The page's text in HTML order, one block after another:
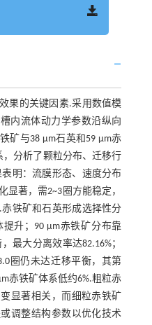
果的关键因素.采用数值模
内流体动力学参数沿纵向
矿与38 μm石英和59 μm赤
，分析了颗粒分布、迁移行
明：流膜形态、速度分布
显著，需2~3圈方能稳定，
铁矿和石英形成选择性分
升；90 μm赤铁矿分布靠
最大分离效率达82.16%；
圈仍未达迁移平衡，其第
赤铁矿体系低约6%.粗粒赤
显著相关，而细粒赤铁矿
调整结构参数以优化技术